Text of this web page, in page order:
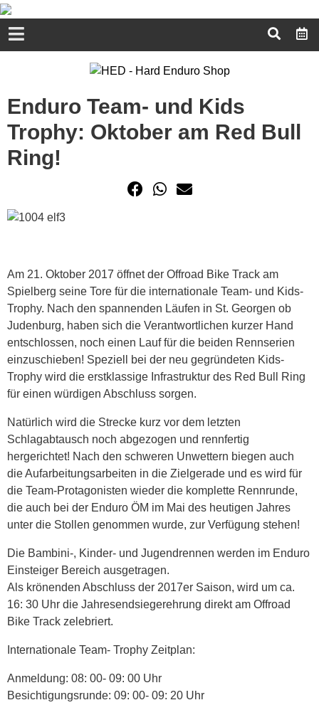
Enduro Team- und Kids
Trophy: Oktober am Red Bull
Ring!
Am 21. Oktober 2017 öffnet der Offroad Bike Track am
Spielberg seine Tore für die internationale Team- und Kids-
Trophy. Nach den spannenden Läufen in St. Georgen ob
Judenburg, haben sich die Verantwortlichen kurzer Hand
entschlossen, noch einen Lauf für die beiden Rennserien
einzuschieben! Speziell bei der neu gegründeten Kids-
Trophy wird die erstklassige Infrastruktur des Red Bull Ring
für einen würdigen Abschluss sorgen.
Natürlich wird die Strecke kurz vor dem letzten
Schlagabtausch noch abgezogen und rennfertig
hergerichtet! Nach den schweren Unwettern biegen auch
die Aufarbeitungsarbeiten in die Zielgerade und es wird für
die Team-Protagonisten wieder die komplette Rennrunde,
die auch bei der Enduro ÖM im Mai des heutigen Jahres
unter die Stollen genommen wurde, zur Verfügung stehen!
Die Bambini-, Kinder- und Jugendrennen werden im Enduro
Einsteiger Bereich ausgetragen.
Als krönenden Abschluss der 2017er Saison, wird um ca.
16: 30 Uhr die Jahresendsiegerehrung direkt am Offroad
Bike Track zelebriert.
Internationale Team- Trophy Zeitplan:
Anmeldung: 08: 00- 09: 00 Uhr
Besichtigungsrunde: 09: 00- 09: 20 Uhr